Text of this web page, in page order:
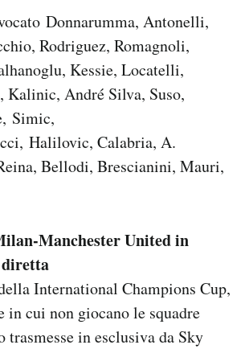
Donnarumma, Antonelli,
Rodriguez, Romagnoli,
Kessie, Locatelli,
Kalinic, André Silva, Suso,
Simic,
Halilovic, Calabria, A.
Bellodi, Brescianini, Mauri,
Manchester United in
International Champions Cup,
in cui non giocano le squadre
trasmesse in esclusiva da Sky